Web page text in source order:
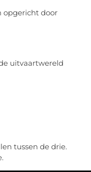
opgericht door
uitvaartwereld
tussen de drie.